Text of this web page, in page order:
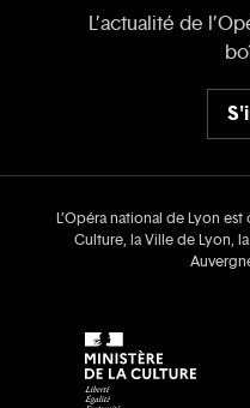
L’actualité de
L’Opéra national de Lyon
Culture, la Ville de Lyon,